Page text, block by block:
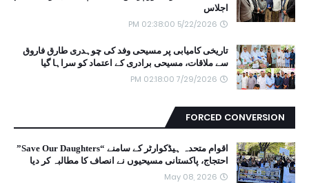
اجلاس
5/22/2026 02:38:00 PM
تاریخی کامیابی پر مسیحی وفد کی چوہدری طارق فاروق
سے ملاقات، مسیحی برادری کے اعتماد کو سراہا گیا
7/29/2026 02:18:00 PM
FORCED CONVERSION
اقوام متحدہ ہیڈکوارٹر کے سامنے “Save Our Daughters”
احتجاج، پاکستانی مسیحیوں نے انصاف کا مطالبہ کر دیا
May 08, 2026